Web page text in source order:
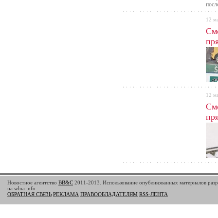
12
12
Новостное агентство BB&C 2011-2013. Использование опубликованных материалов
на wlna.info.
ОБРАТНАЯ СВЯЗЬ РЕКЛАМА ПРАВООБЛАДАТЕЛЯМ RSS-ЛЕНТА